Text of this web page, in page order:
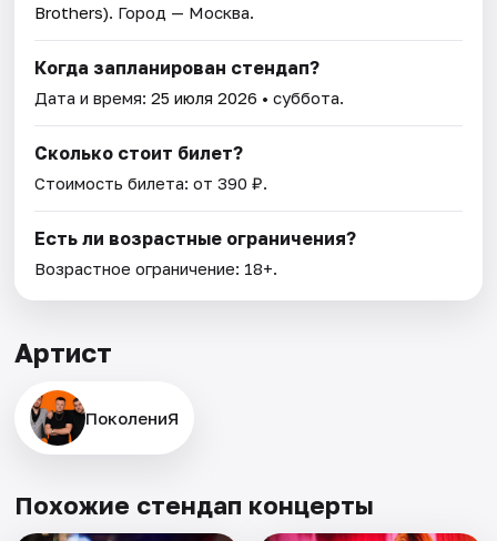
Brothers). Город — Москва.
Когда запланирован стендап?
Дата и время:25 июля 2026 • суббота.
Сколько стоит билет?
Стоимость билета: от 390 ₽.
Есть ли возрастные ограничения?
Возрастное ограничение: 18+.
Артист
ПоколениЯ
Похожие стендап концерты